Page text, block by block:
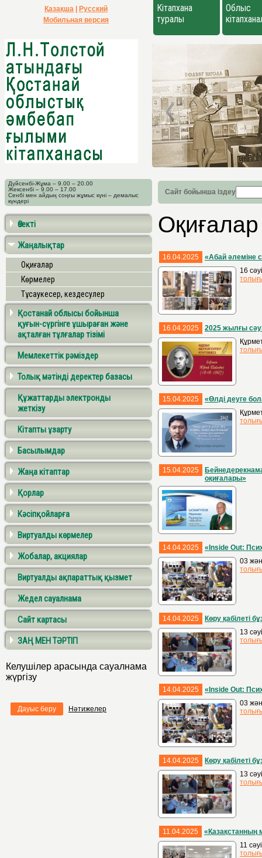
Қазақша
Русский
Мобильная версия
Кітапхана
туралы
Облыс
Дүйсенбі-Жұма – 9.00 – 20.00
Жексенбі – 9.00 – 17.00
Сенбі мен айдың соңғы жұмыс күні – демалыс
күндері
Сайт бойынша іздеу
Өзекті
Жаңалықтар
Оқиғалар
Көрмелер
Тұсаукесер, кездесулер
Қостанай облысы бойынша
қуғын-сүргінге ұшыраған және
ақталған тұлғалар тізімі
Мемлекеттік рәміздер
Толық мәтінді деректер базасы
Құжаттарды электронды
жеткізу
Кітапты ұзарту
Басылымдар
Жаңа кітаптар
Қорлар
Кәсіпқойларға
Виртуалды көрмелер
Жобалар, акциялар
Виртуалды ақпараттық қызмет
Жедел сауалнама
Сайт картасы
ЗАҢ МЕН ТӘРТІП
Келушілер арасында сауалнама
жүргізу
Дауыс беру Нәтижелер
Оқиғалар
16.04.2025
«Абай әлеміне
16
16.04.2025
2025 жылғы
15.04.2025
«Өлді деуге
15.04.2025
оқиғалары»
14.04.2025
«Inside Out:
03
14.04.2025
Көру қабілеті
13
14.04.2025
«Inside Out:
03
14.04.2025
Көру қабілеті
13
11.04.2025
«Қазақстанның
11